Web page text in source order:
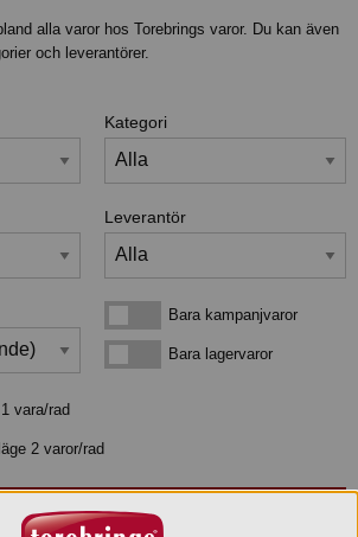
alla varor hos Torebrings varor. Du kan även
och leverantörer.
Kategori
Leverantör
Bara kampanjvarorBara kampanjvaror
Bara lagervarorBara lagervaror
vara/rad
2 varor/rad